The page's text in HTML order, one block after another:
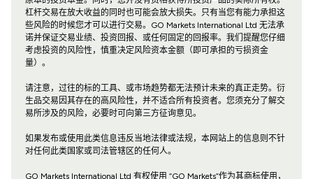
杠杆交易在放大收益的同时也可能会放大损失。只有当您有能力承担这
些风险的时候您才可以进行交易。GO Markets International Ltd 无法承
诺并保证交易业绩、投资回报、或任何固定的回报率。我们提醒您仔细
考虑投资的风险性，慎重决定风险资本金额（即可承担的亏损资金
量）。
请注意，过往的标的工具、或市场趋势都无法预计未来的真正走势。衍
生品交易因其存在的高风险性，并不适合所有投资者。您须充分了解交
易所涉及的风险，必要时可向第三方征询意见。
如果发布或使用此类信息违反当地法律或法规，本网站上的信息则不针
对任何此类国家或司法管辖区的任何人。
GO Markets International Ltd 有权使用 “GO Markets”作为其商标使用，